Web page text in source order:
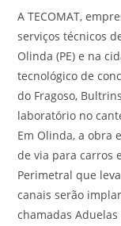
A TECOMAT,
serviços técnicos
Olinda (PE) e na
tecnológico de
do Fragoso,
laboratório no
Em Olinda, a obra
de via para carros
Perimetral que
canais serão
chamadas